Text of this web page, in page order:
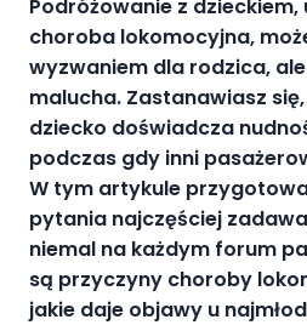
Podróżowanie z
choroba lokomocyjna,
wyzwaniem dla rodzica,
malucha. Zastanawiasz
dziecko doświadcza
podczas gdy inni
W tym artykule
pytania najczęściej
niemal na każdym forum
są przyczyny choroby
jakie daje objawy u